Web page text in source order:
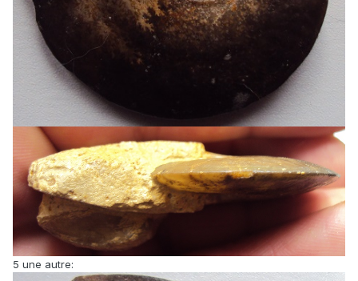
5 une autre: